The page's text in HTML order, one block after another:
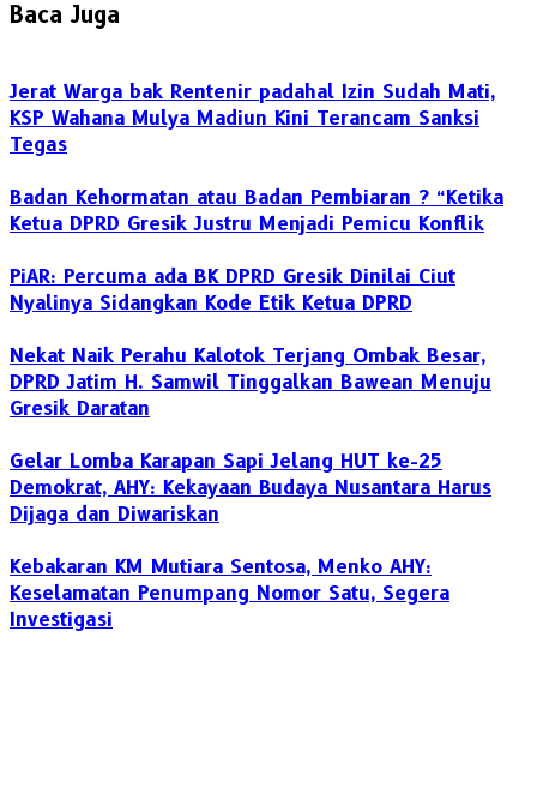
Baca Juga
Jerat Warga bak Rentenir padahal Izin Sudah Mati,
KSP Wahana Mulya Madiun Kini Terancam Sanksi
Tegas
Badan Kehormatan atau Badan Pembiaran ? “Ketika
Ketua DPRD Gresik Justru Menjadi Pemicu Konflik
PiAR: Percuma ada BK DPRD Gresik Dinilai Ciut
Nyalinya Sidangkan Kode Etik Ketua DPRD
Nekat Naik Perahu Kalotok Terjang Ombak Besar,
DPRD Jatim H. Samwil Tinggalkan Bawean Menuju
Gresik Daratan
Gelar Lomba Karapan Sapi Jelang HUT ke-25
Demokrat, AHY: Kekayaan Budaya Nusantara Harus
Dijaga dan Diwariskan
Kebakaran KM Mutiara Sentosa, Menko AHY:
Keselamatan Penumpang Nomor Satu, Segera
Investigasi